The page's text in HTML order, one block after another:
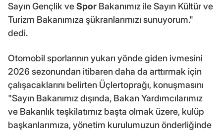
Sayın Gençlik veSpor Bakanımız ile Sayın Kültür ve
Turizm Bakanımıza şükranlarımızı sunuyorum."
dedi.
Otomobil sporlarının yukarı yönde giden ivmesini
2026 sezonundan itibaren daha da arttırmak için
çalışacaklarını belirten Üçlertoprağı, konuşmasını
"Sayın Bakanımız dışında, Bakan Yardımcılarımız
ve Bakanlık teşkilatımız başta olmak üzere, kulüp
başkanlarımıza, yönetim kurulumuzun önderliğinde